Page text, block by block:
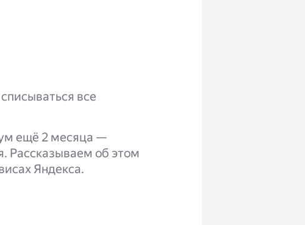
все
ещё 2 месяца —
Рассказываем об этом
Яндекса.